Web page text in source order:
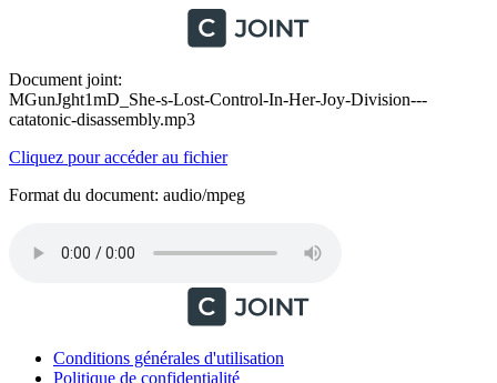
Document joint:
MGunJght1mD_She-s-Lost-Control-In-Her-Joy-Division---
catatonic-disassembly.mp3
Cliquez pour accéder au fichier
Format du document: audio/mpeg
Conditions générales d'utilisation
Politique de confidentialité